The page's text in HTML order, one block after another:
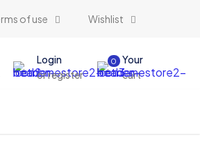
of use Wishlist
Login
or register
0
Your
cart